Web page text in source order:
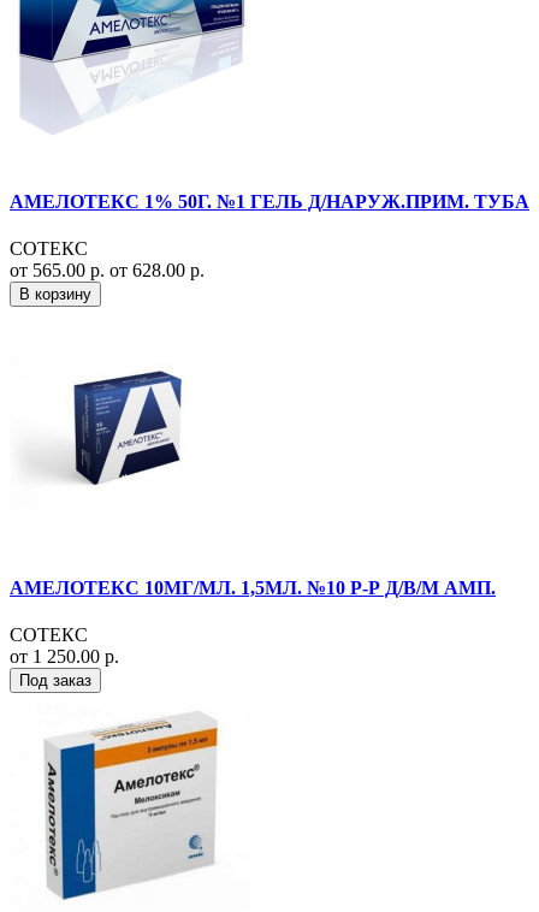
АМЕЛОТЕКС 1% 50Г. №1 ГЕЛЬ Д/НАРУЖ.ПРИМ. ТУБА
СОТЕКС
от 565.00 р. от 628.00 р.
В корзину
АМЕЛОТЕКС 10МГ/МЛ. 1,5МЛ. №10 Р-Р Д/В/М АМП.
СОТЕКС
от 1 250.00 р.
Под заказ